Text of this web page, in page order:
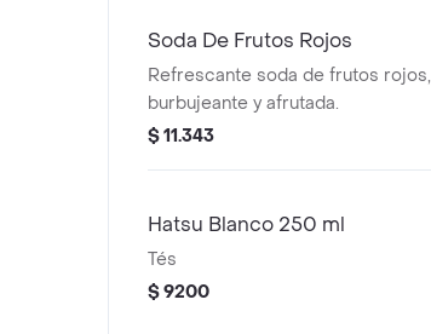
Soda De Frutos Rojos
Refrescante soda de frutos rojos,
burbujeante y afrutada.
$ 11.343
Hatsu Blanco 250 ml
Tés
$ 9200